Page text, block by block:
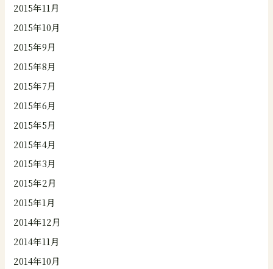
2015年11月
2015年10月
2015年9月
2015年8月
2015年7月
2015年6月
2015年5月
2015年4月
2015年3月
2015年2月
2015年1月
2014年12月
2014年11月
2014年10月